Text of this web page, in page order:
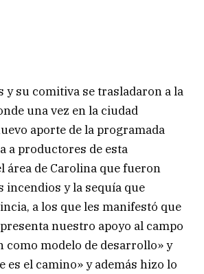
y su comitiva se trasladaron a la
una vez en la ciudad
aporte de la programada
a productores de esta
área de Carolina que fueron
incendios y la sequía que
a los que les manifestó que
nuestro apoyo al campo
como modelo de desarrollo» y
es el camino» y además hizo lo